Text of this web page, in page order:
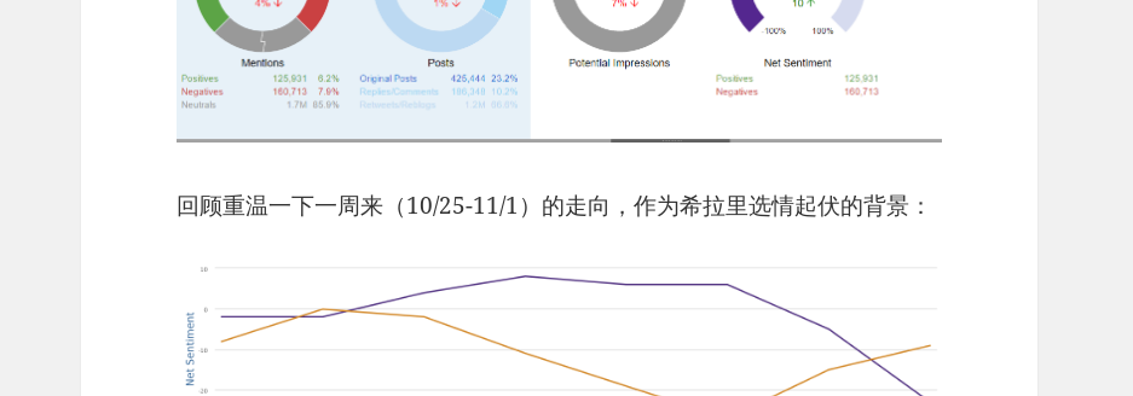
回顾重温一下一周来（10/25-11/1）的走向，作为希拉里选情起伏的背景：